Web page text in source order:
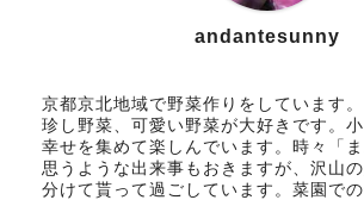
andantesunny
京都京北地域で野菜作りをしています。
珍し野菜、可愛い野菜が大好きです。
幸せを集めて楽しんでいます。時々「
思うような出来事もおきますが、沢山
分けて貰って過ごしています。菜園で